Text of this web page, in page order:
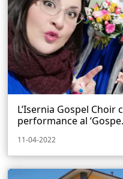
L’Isernia Gospel
performance al
11-04-2022